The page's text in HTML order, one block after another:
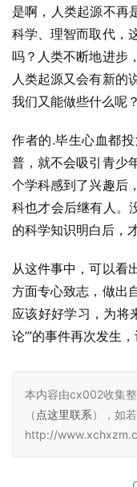
是啊，人类起源不再
科学、理智而取代，
吗？人类不断地进步
人类起源又会有新的
我们又能做些什么呢？
作者的.毕生心血都
普，就不会吸引青少
个学科感到了兴趣后
科也才会后继有人。
的科学知识明白后，
从这件事中，可以看
方面专心致志，做出
应该好好学习，为将
论’”的事件再次发生
本内容由cx002收集
（ 点这里联系），如
http://